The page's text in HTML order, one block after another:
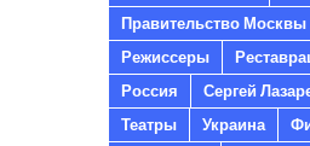
Правительство Москвы
Режиссеры
Россия
Сергей
Театры
Украина